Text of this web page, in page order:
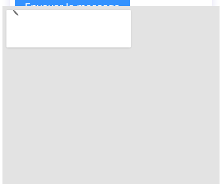
Envoyer le message